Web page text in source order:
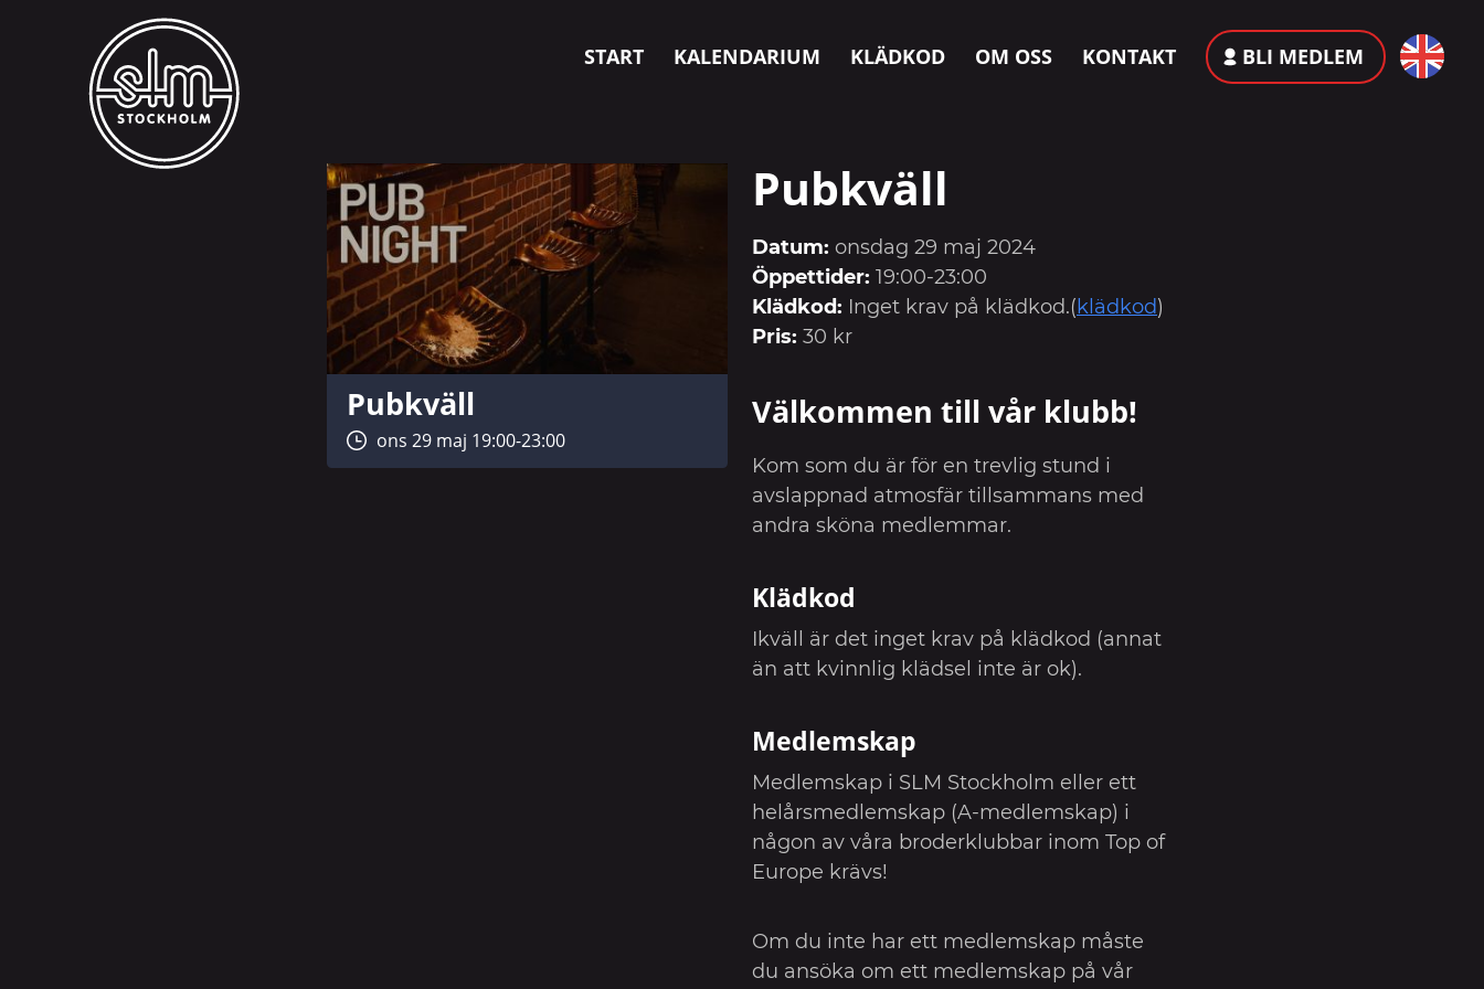
START KALENDARIUM KLÄDKOD OM OSS KONTAKT BLI MEDLEM
Pubkväll
ons 29 maj 19:00-23:00
Pubkväll
Datum: onsdag 29 maj 2024
Öppettider: 19:00-23:00
Klädkod: Inget krav på klädkod.(klädkod)
Pris: 30 kr
Välkommen till vår klubb!
Kom som du är för en trevlig stund i
avslappnad atmosfär tillsammans med
andra sköna medlemmar.
Klädkod
Ikväll är det inget krav på klädkod (annat
än att kvinnlig klädsel inte är ok).
Medlemskap
Medlemskap i SLM Stockholm eller ett
helårsmedlemskap (A-medlemskap) i
någon av våra broderklubbar inom Top of
Europe krävs!
Om du inte har ett medlemskap måste
du ansöka om ett medlemskap på vår